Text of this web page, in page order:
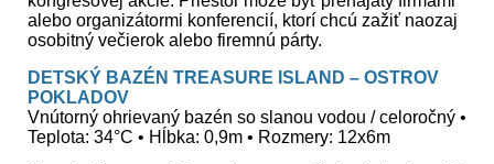
alebo organizátormi konferencií, ktorí chcú zažiť naozaj
osobitný večierok alebo firemnú párty.
DETSKÝ BAZÉN TREASURE ISLAND – OSTROV
POKLADOV
Vnútorný ohrievaný bazén so slanou vodou / celoročný •
Teplota: 34°C • Hĺbka: 0,9m • Rozmery: 12x6m